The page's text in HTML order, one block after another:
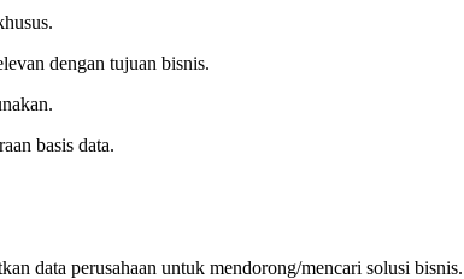
dengan tujuan bisnis.
basis data.
data perusahaan untuk mendorong/mencari solusi bisnis.